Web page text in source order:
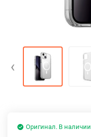
‹
Оригинал. В наличии